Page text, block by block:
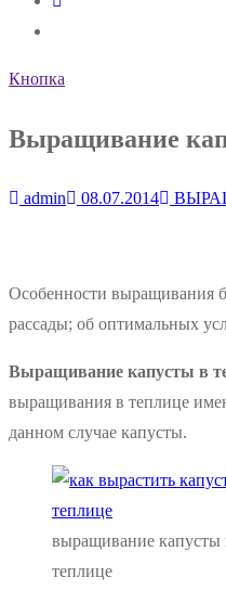
Кнопка
Выращивание
admin 08.07.2014
Особенности выращивания
рассады; об оптимальных
Выращивание капусты в
выращивания в теплице
данном случае капусты.
выращивание капусты
теплице